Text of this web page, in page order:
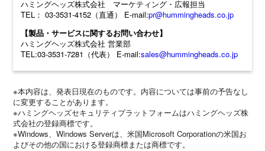
ハミングヘッズ株式会社 マーケティング・広報担当
TEL： 03-3531-4152（直通） E-mail:pr@hummingheads.co.jp
【製品・サービスに関するお問い合わせ】
ハミングヘッズ株式会社 営業部
TEL:03-3531-7281（代表） E-mail:sales@hummingheads.co.jp
※本内容は、発表日現在のものです。内容については事前の予告なし
に変更することがあります。
※ハミングヘッズセキュリティプラットフォームはハミングヘッズ株
式会社の登録商標です。
※Windows、Windows Serverは、米国Microsoft Corporationの米国お
よびその他の国における登録商標または商標です。